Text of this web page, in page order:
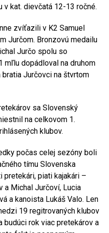
kat. dievčatá 12-13 ročné.
zvíťazili v K2 Samuel
Jurčom. Bronzovú medailu
Jurčo spolu so
mľlu dopádloval na druhom
Jurčovci na štvrtom
sa Slovenský
na celkovom 1.
klubov.
počas celej sezóny boli
tímu Slovenska
pretekári, piati kajakári –
a Michal Jurčoví, Lucia
a kanoista Lukáš Valo. Len
19 regitrovaných klubov
budúci rok viac pretekárov a